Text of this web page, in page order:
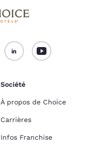
Société
À propos de Choice
Carrières
Infos Franchise